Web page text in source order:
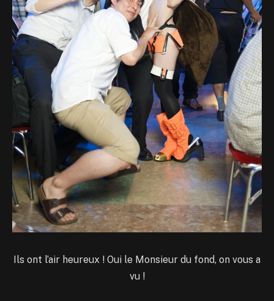
Ils ont l’air heureux ! Oui le Monsieur du fond, on vous a
vu !